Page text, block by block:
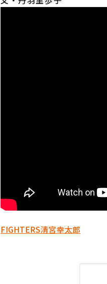
FIGHTERS清宮幸太郎